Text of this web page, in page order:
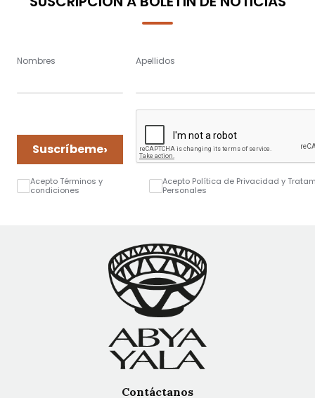
Nombres Apellidos
Suscríbeme›
Acepto Términos y
condiciones
Acepto Política de Privacidad y
Personales
Contáctanos